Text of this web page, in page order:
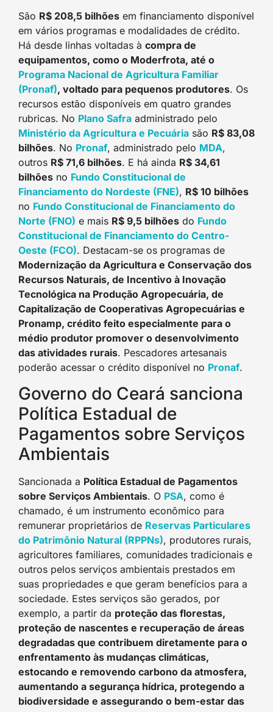
São R$ 208,5 bilhões em financiamento disponível
em vários programas e modalidades de crédito.
Há desde linhas voltadas à compra de
equipamentos, como o Moderfrota, até o
Programa Nacional de Agricultura Familiar
(Pronaf), voltado para pequenos produtores. Os
recursos estão disponíveis em quatro grandes
rubricas. No Plano Safra administrado pelo
Ministério da Agricultura e Pecuária são R$ 83,08
bilhões. No Pronaf, administrado pelo MDA,
outros R$ 71,6 bilhões. E há ainda R$ 34,61
bilhões no Fundo Constitucional de
Financiamento do Nordeste (FNE), R$ 10 bilhões
no Fundo Constitucional de Financiamento do
Norte (FNO) e mais R$ 9,5 bilhões do Fundo
Constitucional de Financiamento do Centro-
Oeste (FCO). Destacam-se os programas de
Modernização da Agricultura e Conservação dos
Recursos Naturais, de Incentivo à Inovação
Tecnológica na Produção Agropecuária, de
Capitalização de Cooperativas Agropecuárias e
Pronamp, crédito feito especialmente para o
médio produtor promover o desenvolvimento
das atividades rurais. Pescadores artesanais
poderão acessar o crédito disponível no Pronaf.
Governo do Ceará sanciona
Política Estadual de
Pagamentos sobre Serviços
Ambientais
Sancionada a Política Estadual de Pagamentos
sobre Serviços Ambientais. O PSA, como é
chamado, é um instrumento econômico para
remunerar proprietários de Reservas Particulares
do Patrimônio Natural (RPPNs), produtores rurais,
agricultores familiares, comunidades tradicionais e
outros pelos serviços ambientais prestados em
suas propriedades e que geram benefícios para a
sociedade. Estes serviços são gerados, por
exemplo, a partir da proteção das florestas,
proteção de nascentes e recuperação de áreas
degradadas que contribuem diretamente para o
enfrentamento às mudanças climáticas,
estocando e removendo carbono da atmosfera,
aumentando a segurança hídrica, protegendo a
biodiversidade e assegurando o bem-estar das